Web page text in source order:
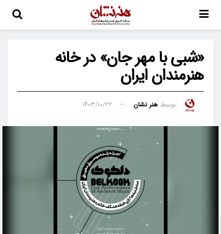
«شبی با مهر جان» در خانه
هنرمندان ایران
توسط هنر نشان ۱۴۰۳/۱۰/۲۲